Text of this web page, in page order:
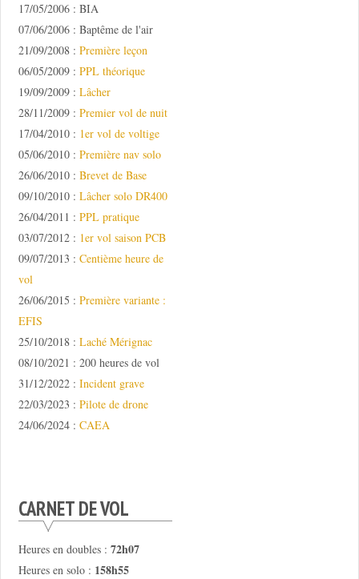
17/05/2006 : BIA
07/06/2006 : Baptême de l'air
21/09/2008 : Première leçon
06/05/2009 : PPL théorique
19/09/2009 : Lâcher
28/11/2009 : Premier vol de nuit
17/04/2010 : 1er vol de voltige
05/06/2010 : Première nav solo
26/06/2010 : Brevet de Base
09/10/2010 : Lâcher solo DR400
26/04/2011 : PPL pratique
03/07/2012 : 1er vol saison PCB
09/07/2013 : Centième heure de
vol
26/06/2015 : Première variante :
EFIS
25/10/2018 : Laché Mérignac
08/10/2021 : 200 heures de vol
31/12/2022 : Incident grave
22/03/2023 : Pilote de drone
24/06/2024 : CAEA
CARNET DE VOL
Heures en doubles : 72h07
Heures en solo : 158h55